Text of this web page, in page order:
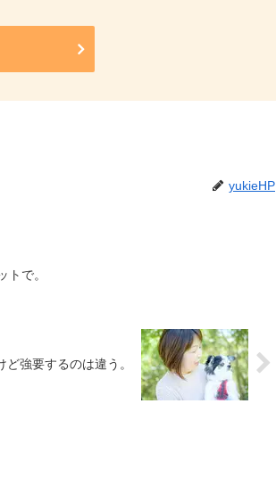
yukieHP
で。
強要するのは違う。